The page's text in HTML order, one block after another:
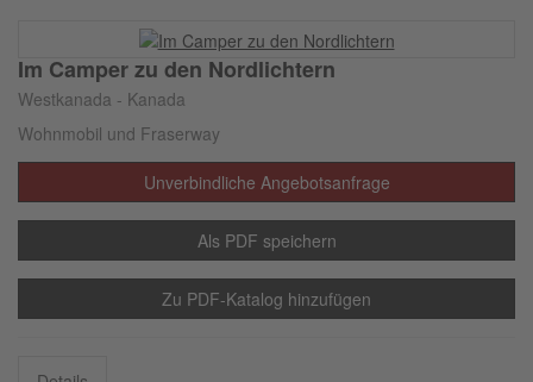
Im Camper zu den Nordlichtern
Westkanada - Kanada
Wohnmobil und Fraserway
Unverbindliche Angebotsanfrage
Als PDF speichern
Zu PDF-Katalog hinzufügen